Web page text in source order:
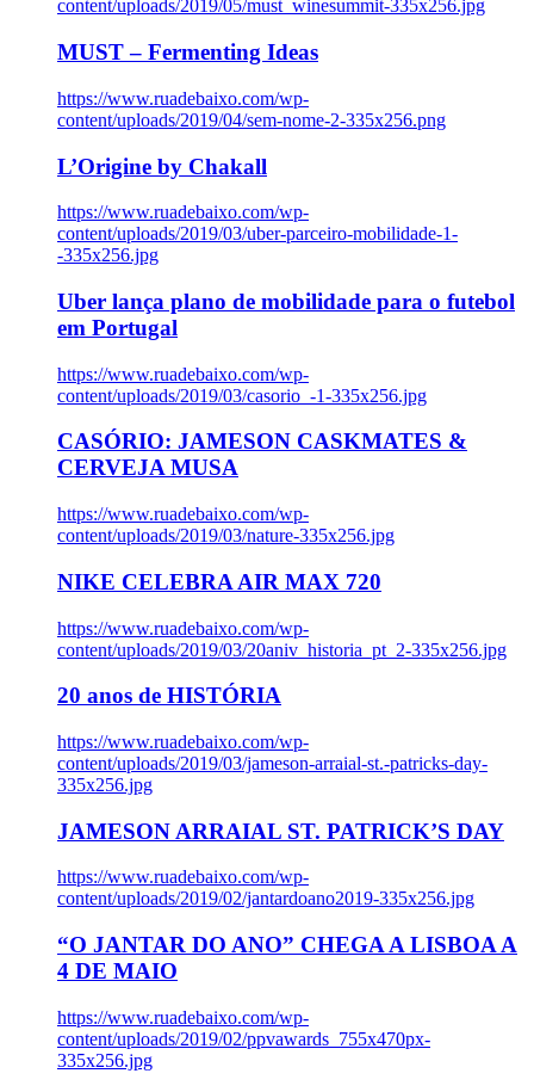
content/uploads/2019/05/must_winesummit-335x256.jpg
MUST – Fermenting Ideas
https://www.ruadebaixo.com/wp-
content/uploads/2019/04/sem-nome-2-335x256.png
L’Origine by Chakall
https://www.ruadebaixo.com/wp-
content/uploads/2019/03/uber-parceiro-mobilidade-1-
-335x256.jpg
Uber lança plano de mobilidade para o futebol
em Portugal
https://www.ruadebaixo.com/wp-
content/uploads/2019/03/casorio_-1-335x256.jpg
CASÓRIO: JAMESON CASKMATES &
CERVEJA MUSA
https://www.ruadebaixo.com/wp-
content/uploads/2019/03/nature-335x256.jpg
NIKE CELEBRA AIR MAX 720
https://www.ruadebaixo.com/wp-
content/uploads/2019/03/20aniv_historia_pt_2-335x256.jpg
20 anos de HISTÓRIA
https://www.ruadebaixo.com/wp-
content/uploads/2019/03/jameson-arraial-st.-patricks-day-
335x256.jpg
JAMESON ARRAIAL ST. PATRICK’S DAY
https://www.ruadebaixo.com/wp-
content/uploads/2019/02/jantardoano2019-335x256.jpg
“O JANTAR DO ANO” CHEGA A LISBOA A
4 DE MAIO
https://www.ruadebaixo.com/wp-
content/uploads/2019/02/ppvawards_755x470px-
335x256.jpg